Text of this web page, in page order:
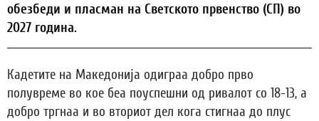
обезбеди и пласман на Светското првенство (СП) во
2027 година.
Кадетите на Македонија одиграа добро прво
полувреме во кое беа поуспешни од ривалот со 18-13, а
добро тргнаа и во вториот дел кога стигнаа до плус